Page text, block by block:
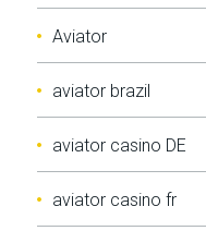
Aviator
aviator brazil
aviator casino DE
aviator casino fr